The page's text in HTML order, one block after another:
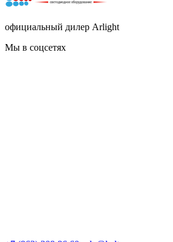
официальный дилер Arlight
Мы в соцсетях